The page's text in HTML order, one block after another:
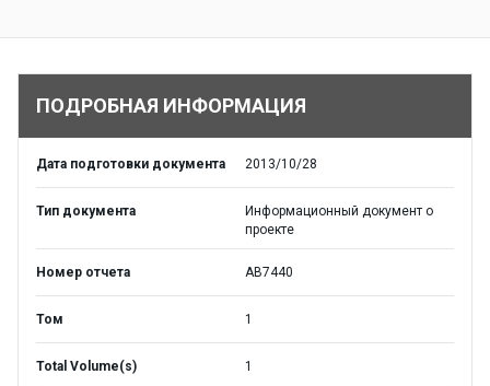
ПОДРОБНАЯ ИНФОРМАЦИЯ
Дата подготовки документа 2013/10/28
Тип документа
Информационный документ о
проекте
Номер отчета AB7440
Том 1
Total Volume(s) 1